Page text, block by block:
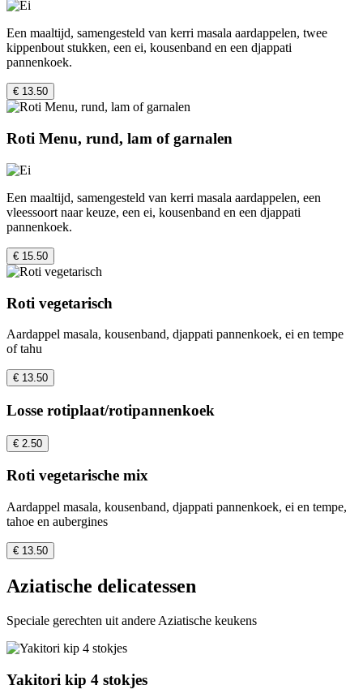
Een maaltijd, samengesteld van kerri masala aardappelen, twee
kippenbout stukken, een ei, kousenband en een djappati
pannenkoek.
€ 13.50
Roti Menu, rund, lam of garnalen
Een maaltijd, samengesteld van kerri masala aardappelen, een
vleessoort naar keuze, een ei, kousenband en een djappati
pannenkoek.
€ 15.50
Roti vegetarisch
Aardappel masala, kousenband, djappati pannenkoek, ei en tempe
of tahu
€ 13.50
Losse rotiplaat/rotipannenkoek
€ 2.50
Roti vegetarische mix
Aardappel masala, kousenband, djappati pannenkoek, ei en tempe,
tahoe en aubergines
€ 13.50
Aziatische delicatessen
Speciale gerechten uit andere Aziatische keukens
Yakitori kip 4 stokjes